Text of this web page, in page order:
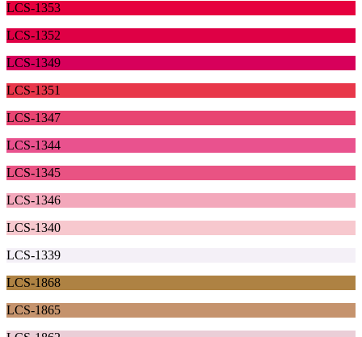
LCS-1353
LCS-1352
LCS-1349
LCS-1351
LCS-1347
LCS-1344
LCS-1345
LCS-1346
LCS-1340
LCS-1339
LCS-1868
LCS-1865